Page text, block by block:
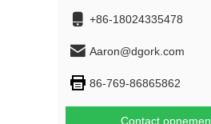
+86-18024335478
Aaron@dgork.com
86-769-86865862
Contact opnemen